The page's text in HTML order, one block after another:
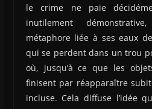
le crime ne paie
inutilement
métaphore liée à ses eaux
qui se perdent dans un trou
où, jusqu’à ce que les
finisent par réapparaître
incluse. Cela diffuse l’idée